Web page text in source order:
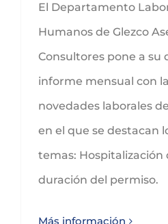
El Departamento
Humanos de Glezco
Consultores pone a su
informe mensual con
novedades laborales
en el que se destacan
temas: Hospitalización
duración del permiso.
Más información